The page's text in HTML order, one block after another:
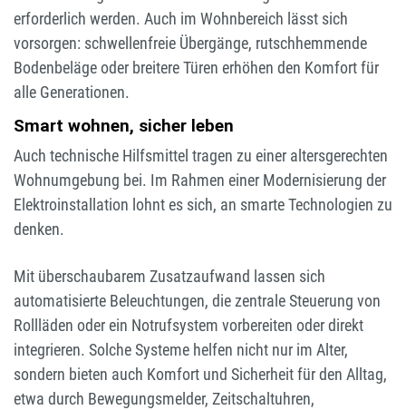
erforderlich werden. Auch im Wohnbereich lässt sich
vorsorgen: schwellenfreie Übergänge, rutschhemmende
Bodenbeläge oder breitere Türen erhöhen den Komfort für
alle Generationen.
Smart wohnen, sicher leben
Auch technische Hilfsmittel tragen zu einer altersgerechten
Wohnumgebung bei. Im Rahmen einer Modernisierung der
Elektroinstallation lohnt es sich, an smarte Technologien zu
denken.
Mit überschaubarem Zusatzaufwand lassen sich
automatisierte Beleuchtungen, die zentrale Steuerung von
Rollläden oder ein Notrufsystem vorbereiten oder direkt
integrieren. Solche Systeme helfen nicht nur im Alter,
sondern bieten auch Komfort und Sicherheit für den Alltag,
etwa durch Bewegungsmelder, Zeitschaltuhren,